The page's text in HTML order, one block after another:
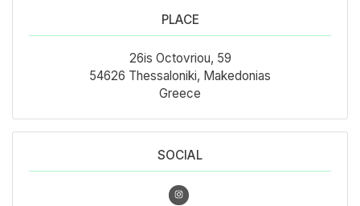
PLACE
26is Octovriou, 59
54626 Thessaloniki, Makedonias
Greece
SOCIAL